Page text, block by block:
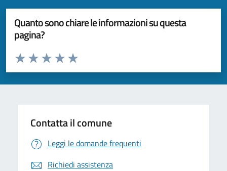
Quanto sono chiare le informazioni su questa
pagina?
Valuta da 1 a 5 stelle la pagina
Valuta 5 stelle su 5
Valuta 4 stelle su 5
Valuta 3 stelle su 5
Valuta 2 stelle su 5
Valuta 1 stelle su 5
Contatta il comune
Leggi le domande frequenti
Richiedi assistenza